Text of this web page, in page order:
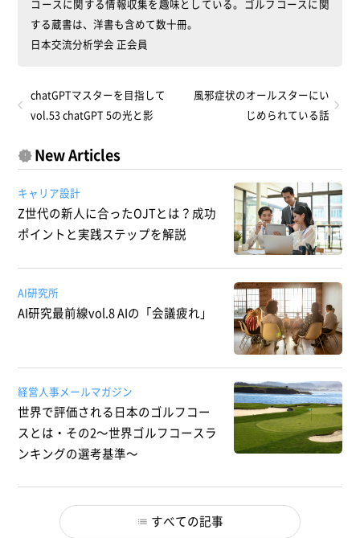
コースに関する情報収集を趣味としている。ゴルフコースに関
する蔵書は、洋書も含めて数十冊。
日本交流分析学会 正会員
風邪症状のオールスターにい
じめられている話
chatGPTマスターを目指して
vol.53 chatGPT 5の光と影
New Articles
キャリア設計
Z世代の新人に合ったOJTとは？成功
ポイントと実践ステップを解説
AI研究所
AI研究最前線vol.8 AIの「会議疲れ」
経営人事メールマガジン
世界で評価される日本のゴルフコー
スとは・その2～世界ゴルフコースラ
ンキングの選考基準～
すべての記事